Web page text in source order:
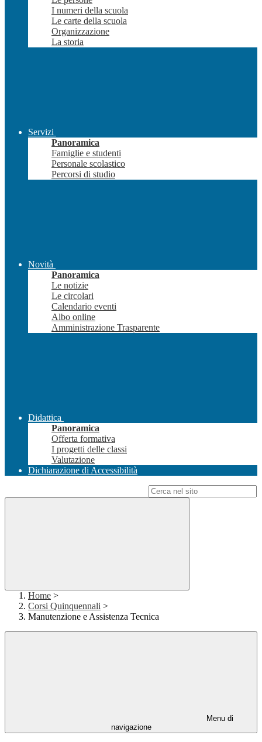
I numeri della scuola
Le carte della scuola
Organizzazione
La storia
Servizi
Panoramica
Famiglie e studenti
Personale scolastico
Percorsi di studio
Novità
Panoramica
Le notizie
Le circolari
Calendario eventi
Albo online
Amministrazione Trasparente
Didattica
Panoramica
Offerta formativa
I progetti delle classi
Valutazione
Dichiarazione di Accessibilità
Home >
Corsi Quinquennali >
Manutenzione e Assistenza Tecnica
Menu di
navigazione